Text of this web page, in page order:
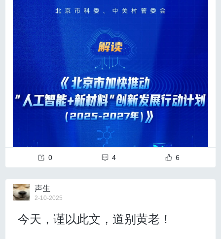
为金融盗窃类手机木马病毒的新变种。网络犯罪分子很
可能将该恶意APP用于电信网络诈骗活动，诱使用户从
非官方渠道安装仿冒DeepSeek的手机木马，从而对用
户的个人隐私和经济利益构成较大威胁。
该病毒样本信息如图所示：
具体的病毒样本信息请参见国家计算机病毒协同分析平
台（https://virus.cverc.org.cn/#/entirety/file/searchResul
t?hash=e1ff086b629ce744a7c8dbe6f3db0f68）
除仿冒DeepSeek安卓客户端的“DeepSeek.apk”之
外，国家计算机病毒协同分析平台还发现了多个文件名
为“DeepSeek.exe”、“DeepSeek.msi”和“DeepSeek.
dmg”的病毒样本文件，由于DeepSeek目前尚未针对Wi
人工智能在社会生活中逐步渗透的“正在进行时”。
“‘AI+’新未来”在北京的落地正在加速。今年，北京市科
材料”创新发展行动计划（2025-2027年）》，细化了中
央经济工作会议“开展‘人工智能+’行动，培育未来产业”的
AI在医疗领域的应用前景广阔， 医疗大模型能够辅助医
生完成更精准的病理诊断。但王耀祖也坦言：“在处方推
是对技术透明度和信任度的背书，有利于增强外界对中
国AI技术的可信度。”
从“爆火”走向“长红”，DeepSeek任重道远
尽管DeepSeek目前已经取得了较为显著的进步，但王
耀祖指出：“DeepSeek 在多模态 AI、因果推理等领域仍
有巨大的提升空间。”强化基础研究，保持基础研发的持
续投入，进一步提高AI的理解和推理能力，实现更为复
杂的任务处理，实现核心技术的持续突破是保持领先的
重要因素。
从商业视角上看，王耀祖强调：“DeepSeek要维系好自
己的标签——用低成本的方式高效地训练模型，差异化
地打造自己的定位。”
开源赋予了DeepSeek强大的生命力，而开源社区和生
教授所言：“只有不断注入新鲜血液，才能保持开源项目
此外，开源与商业化之间的平衡将是DeepSeek持续发
展的关键。基于开源的优势，DeepSeek 需要积极探索A
现项目的可持续发展。
任务，2次天舟货运飞船发射任务，中国空间站首次迎来
90后航天员；海南商业航天发射场首次任务圆满成功，
商业航天全产业链初步形成；在四川稻城，高海拔宇宙
线观测站“拉索”捕捉到极难观测到的宇宙射线……
仰望星空，追梦不止。
2026年前后发射嫦娥七号、2028年前后发射嫦娥八
号、2029年左右下一代北斗系统开始发射组网卫星、20
30年前实现载人登月、2035年前建成国际月球科研站基
本型……一份争分夺秒的时间表，映照砥砺前行的脚
步。
探深海 刻画中国深度
这是一段冰与海的征程，也是百余名中国第四十次
从开工到开站，仅用52天，白雪皑皑的南极冰原，
崛起中国第五座南极考察站——秦岭站。
没有人会忘记那一场飓风。
2024年1月，秦岭站主楼完工之际，离完成“外衣”幕
墙板安装只有3天。12级以上大风的预报，打乱了施工计
划。不抢装墙板，将无法抵御大风冲击。
顶风冒雪、与时间赛跑，风雪中的十几个小时坚持，换
火炬塔采用“同心圆”结构，塔身整体呈双锥体结构，高2
0 4 6
声生
2-10-2025
今天，谨以此文，道别黄老！